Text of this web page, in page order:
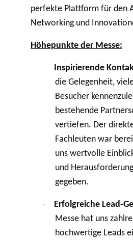
perfekte Plattform für den
Networking und
Höhepunkte der Messe:
· Inspirierende
die Gelegenheit,
Besucher
bestehende
vertiefen. Der
Fachleuten war
uns wertvolle
und
gegeben.
· Erfolgreiche Lead-
Messe hat uns
hochwertige Leads